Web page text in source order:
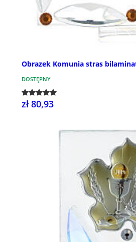
Obrazek Komunia stras
DOSTĘPNY
zł 80,93